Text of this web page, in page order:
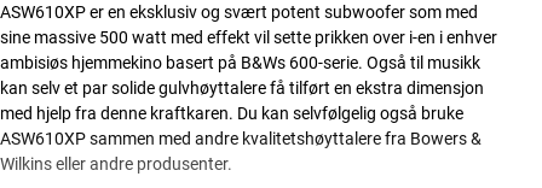
ASW610XP er en eksklusiv og svært potent subwoofer som med
sine massive 500 watt med effekt vil sette prikken over i-en i enhver
ambisiøs hjemmekino basert på B&Ws 600-serie. Også til musikk
kan selv et par solide gulvhøyttalere få tilført en ekstra dimensjon
med hjelp fra denne kraftkaren. Du kan selvfølgelig også bruke
ASW610XP sammen med andre kvalitetshøyttalere fra Bowers &
Wilkins eller andre produsenter.